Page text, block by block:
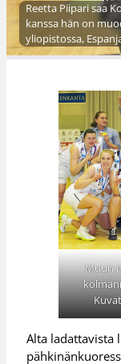
Reetta Piipari saa
kanssa hän on
yliopistossa,
Muun
Alta ladattavista